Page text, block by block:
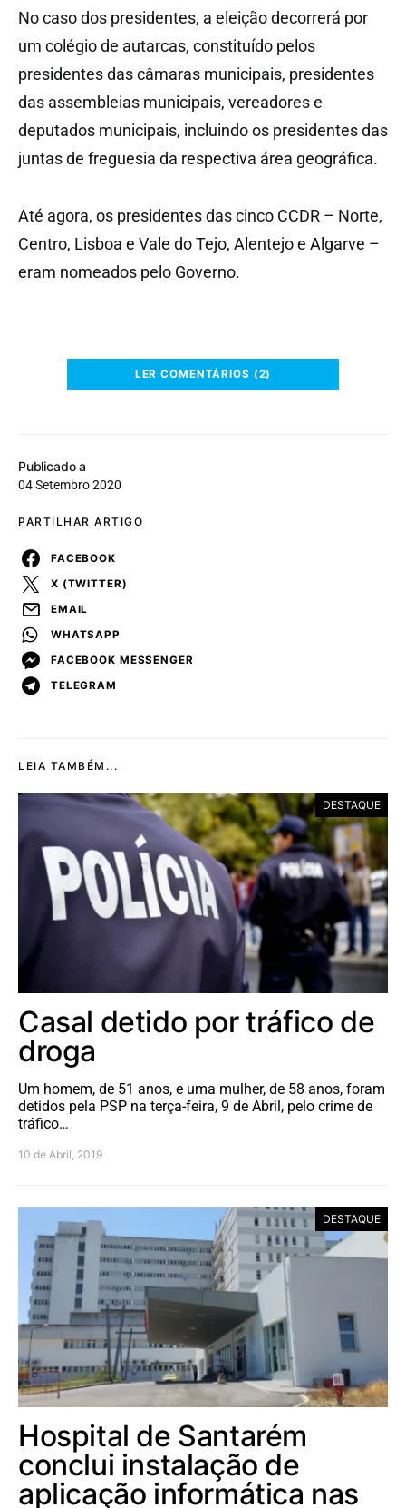
Publicado a
04 Setembro 2020
PARTILHAR ARTIGO
FACEBOOK
X (TWITTER)
EMAIL
WHATSAPP
FACEBOOK MESSENGER
TELEGRAM
No caso dos presidentes, a eleição decorrerá por
um colégio de autarcas, constituído pelos
presidentes das câmaras municipais, presidentes
das assembleias municipais, vereadores e
deputados municipais, incluindo os presidentes das
juntas de freguesia da respectiva área geográfica.
Até agora, os presidentes das cinco CCDR – Norte,
Centro, Lisboa e Vale do Tejo, Alentejo e Algarve –
eram nomeados pelo Governo.
LER COMENTÁRIOS (2)
LEIA TAMBÉM...
DESTAQUE
Casal detido por tráfico de
droga
Um homem, de 51 anos, e uma mulher, de 58 anos, foram
detidos pela PSP na terça-feira, 9 de Abril, pelo crime de
tráfico…
10 de Abril, 2019
DESTAQUE
Hospital de Santarém
conclui instalação de
aplicação informática nas